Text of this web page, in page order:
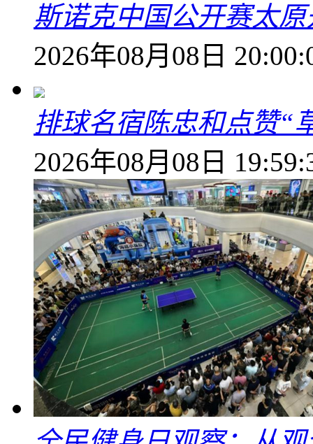
斯诺克中国公开赛太
2026年08月08日
排球名宿陈忠和点赞“
2026年08月08日